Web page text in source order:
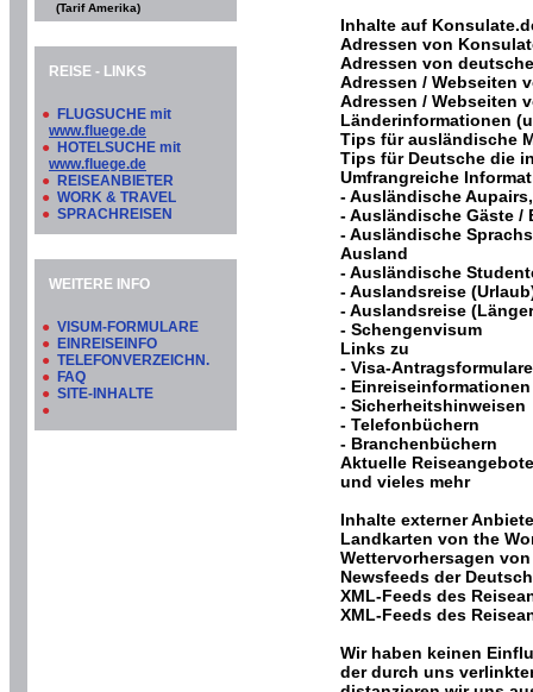
(Tarif Amerika)
REISE - LINKS
● FLUGSUCHE mit
www.fluege.de
● HOTELSUCHE mit
www.fluege.de
● REISEANBIETER
● WORK & TRAVEL
● SPRACHREISEN
WEITERE INFO
● VISUM-FORMULARE
● EINREISEINFO
● TELEFONVERZEICHN.
● FAQ
● SITE-INHALTE
●
Inhalte auf
Adressen von
Adressen von
Adressen / Webseiten
Adressen / Webseiten
Länderinformationen
Tips für ausländische
Tips für Deutsche die
Umfrangreiche
- Ausländische
- Ausländische Gäste /
- Ausländische
Ausland
- Ausländische
- Auslandsreise
- Auslandsreise
- Schengenvisum
Links zu
- Visa-
- Einreiseinformationen
- Sicherheitshinweisen
- Telefonbüchern
- Branchenbüchern
Aktuelle
und vieles mehr
Inhalte externer
Landkarten von the
Wettervorhersagen
Newsfeeds der
XML-Feeds des
XML-Feeds des
Wir haben keinen
der durch uns